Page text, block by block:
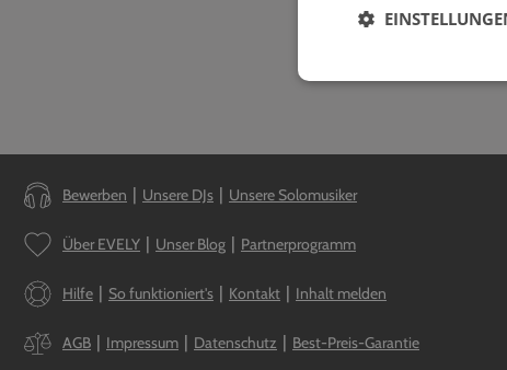
Bewerben Unsere DJs Unsere Solomusiker
Über EVELY Unser Blog Partnerprogramm
Hilfe So funktioniert's Kontakt Inhalt melden
AGB Impressum Datenschutz Best-Preis-Garantie